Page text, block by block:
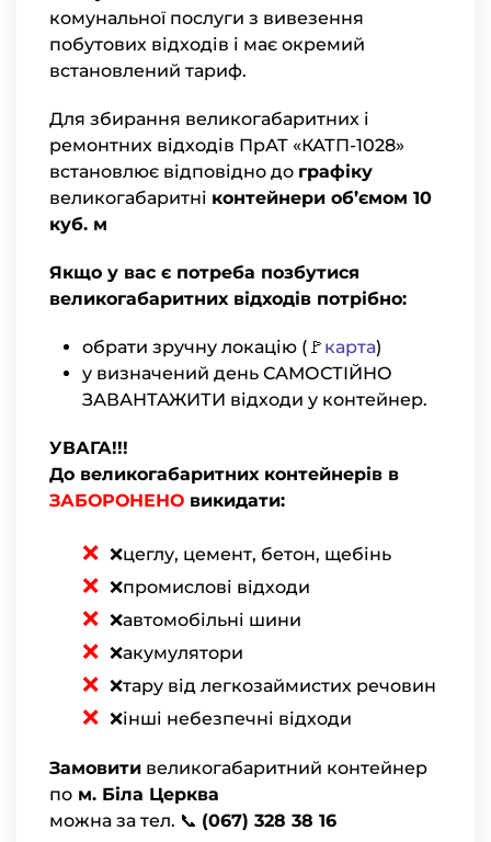
комунальної послуги з вивезення
побутових відходів і має окремий
встановлений тариф.
Для збирання великогабаритних і
ремонтних відходів ПрАТ «КАТП-1028»
встановлює відповідно до графіку
великогабаритні контейнери об’ємом 10
куб. м
Якщо у вас є потреба позбутися
великогабаритних відходів потрібно:
обрати зручну локацію (🚩 карта)
у визначений день САМОСТІЙНО
ЗАВАНТАЖИТИ відходи у контейнер.
УВАГА!!!
До великогабаритних контейнерів в
ЗАБОРОНЕНО викидати:
❌цеглу, цемент, бетон, щебінь
❌промислові відходи
❌автомобільні шини
❌акумулятори
❌тару від легкозаймистих речовин
❌інші небезпечні відходи
Замовити великогабаритний контейнер
по м. Біла Церква
можна за тел. 📞 (067) 328 38 16